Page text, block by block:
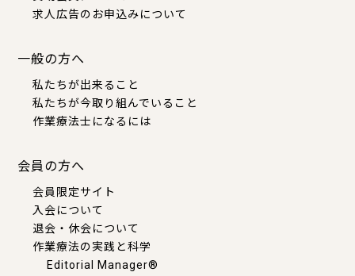
求人広告のお申込みについて
一般の方へ
私たちが出来ること
私たちが今取り組んでいること
作業療法士になるには
会員の方へ
会員限定サイト
入会について
退会・休会について
作業療法の実践と科学
Editorial Manager®